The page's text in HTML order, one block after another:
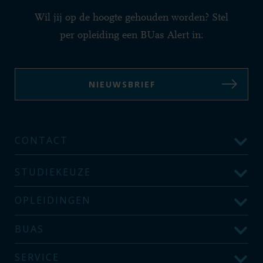
Wil jij op de hoogte gehouden worden? Stel
per opleiding een BUas Alert in:
NIEUWSBRIEF
CONTACT
STUDIEKEUZE
OPLEIDINGEN
BUAS
SERVICE